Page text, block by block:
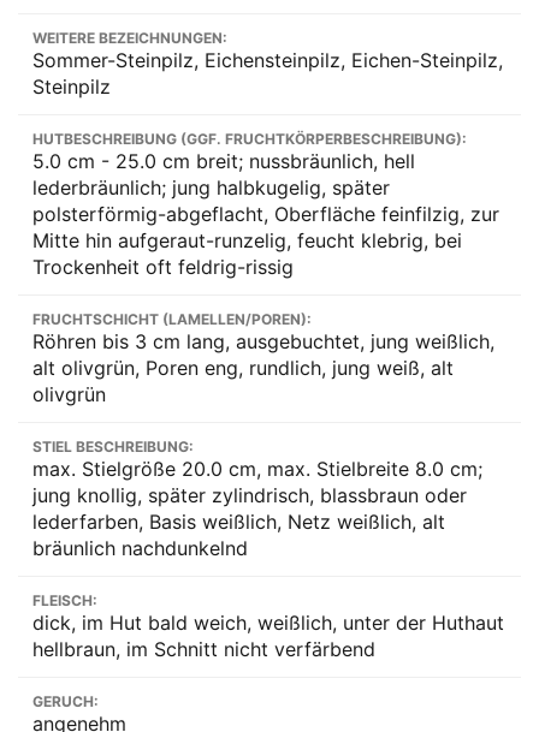
WEITERE BEZEICHNUNGEN:
Sommer-Steinpilz, Eichensteinpilz, Eichen-Steinpilz,
Steinpilz
HUTBESCHREIBUNG (GGF. FRUCHTKÖRPERBESCHREIBUNG):
5.0 cm - 25.0 cm breit; nussbräunlich, hell
lederbräunlich; jung halbkugelig, später
polsterförmig-abgeflacht, Oberfläche feinfilzig, zur
Mitte hin aufgeraut-runzelig, feucht klebrig, bei
Trockenheit oft feldrig-rissig
FRUCHTSCHICHT (LAMELLEN/POREN):
Röhren bis 3 cm lang, ausgebuchtet, jung weißlich,
alt olivgrün, Poren eng, rundlich, jung weiß, alt
olivgrün
STIEL BESCHREIBUNG:
max. Stielgröße 20.0 cm, max. Stielbreite 8.0 cm;
jung knollig, später zylindrisch, blassbraun oder
lederfarben, Basis weißlich, Netz weißlich, alt
bräunlich nachdunkelnd
FLEISCH:
dick, im Hut bald weich, weißlich, unter der Huthaut
hellbraun, im Schnitt nicht verfärbend
GERUCH:
angenehm